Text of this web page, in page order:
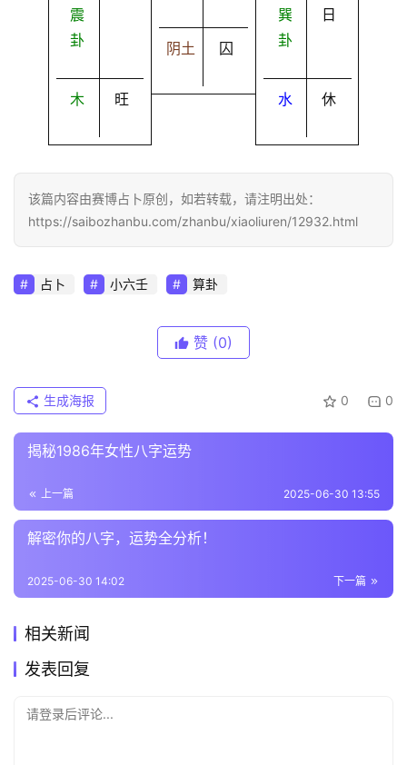
震
卦
木 旺
阴土 囚
巽
卦
日
水 休
该篇内容由赛博占卜原创，如若转载，请注明出处：
https://saibozhanbu.com/zhanbu/xiaoliuren/12932.html
占卜 小六壬 算卦
赞 (0)
0 0
生成海报
揭秘1986年女性八字运势
上一篇 2025-06-30 13:55
解密你的八字，运势全分析！
下一篇
2025-06-30 14:02
相关新闻
发表回复
请登录后评论...